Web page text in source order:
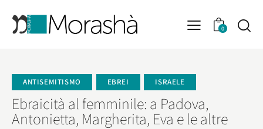
0
ANTISEMITISMO EBREI ISRAELE
Ebraicità al femminile: a Padova,
Antonietta, Margherita, Eva e le altre